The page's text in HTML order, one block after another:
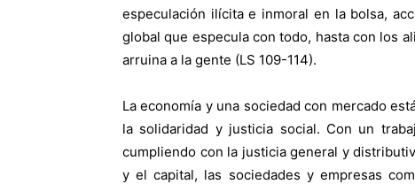
especulación ilícita e inmoral en la bolsa,
global que especula con todo, hasta con los
arruina a la gente (LS 109-114).
La economía y una sociedad con mercado
la solidaridad y justicia social. Con un
cumpliendo con la justicia general y
y el capital, las sociedades y empresas